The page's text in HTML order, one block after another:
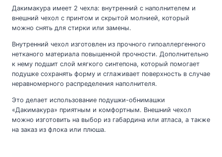
Дакимакура имеет 2 чехла: внутренний с наполнителем и
внешний чехол с принтом и скрытой молнией, который
можно снять для стирки или замены.
Внутренний чехол изготовлен из прочного гипоаллергенного
нетканого материала повышенной прочности. Дополнительно
к нему подшит слой мягкого синтепона, который помогает
подушке сохранять форму и сглаживает поверхность в случае
неравномерного распределения наполнителя.
Это делает использование подушки-обнимашки
«Дакимакура» приятным и комфортным. Внешний чехол
можно изготовить на выбор из габардина или атласа, а также
на заказ из флока или плюша.